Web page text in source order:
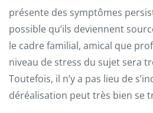
présente des symptômes
possible qu’ils deviennent
le cadre familial, amical que
niveau de stress du sujet sera
Toutefois, il n’y a pas lieu de
déréalisation peut très bien se